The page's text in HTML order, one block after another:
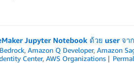
Jupyter Notebook ด้วย user จ
,Amazon Q Developer,Amazon
Center, AWS Organizations